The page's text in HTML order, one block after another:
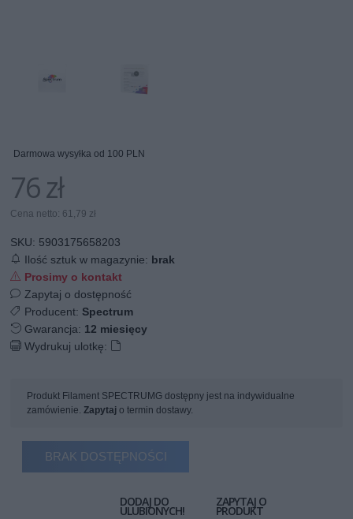
Darmowa wysyłka od 100 PLN
76 zł
Cena netto: 61,79 zł
SKU: 5903175658203
Ilość sztuk w magazynie: brak
Prosimy o kontakt
Zapytaj o dostępność
Producent: Spectrum
Gwarancja: 12 miesięcy
Wydrukuj ulotkę:
Produkt Filament SPECTRUMG dostępny jest na indywidualne
zamówienie.Zapytaj o termin dostawy.
BRAK DOSTĘPNOŚCI
DODAJ DO
ULUBIONYCH!
ZAPYTAJ O
PRODUKT